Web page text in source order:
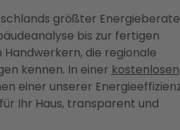
größter
bis zur fertigen
die regionale
kennen. In einer kostenlosen
einer unserer
Ihr Haus, transparent und